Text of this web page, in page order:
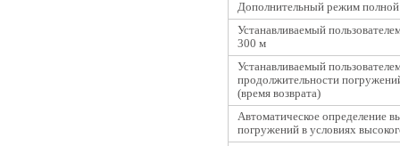
Дополнительный режим
Устанавливаемый
300 м
Устанавливаемый
продолжительности
(время возврата)
Автоматическое определение
погружений в условиях